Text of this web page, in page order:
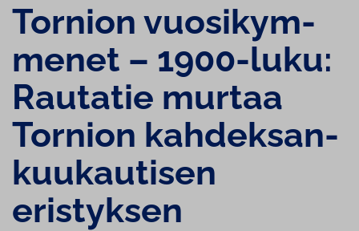
Tornion vuo­si­kym­
me­net – 1900-luku:
Rautatie murtaa
Tornion kah­dek­san­
kuu­kau­ti­sen
eristyksen